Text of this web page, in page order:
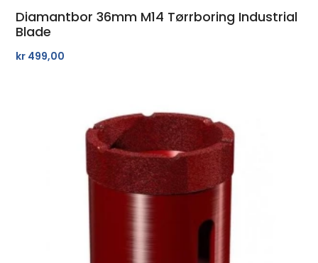
Diamantbor 36mm M14 Tørrboring Industrial
Blade
kr 499,00